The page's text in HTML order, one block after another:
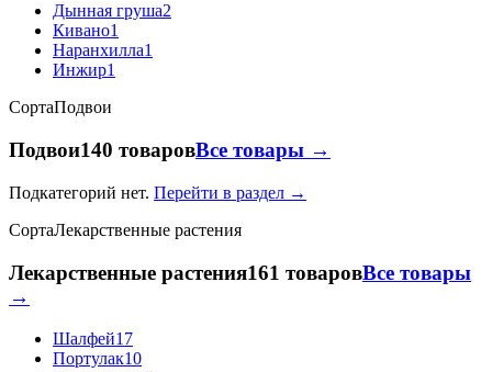
Дынная груша2
Кивано1
Наранхилла1
Инжир1
СортаПодвои
Подвои140 товаровВсе товары →
Подкатегорий нет. Перейти в раздел →
СортаЛекарственные растения
Лекарственные растения161 товаровВсе товары
→
Шалфей17
Портулак10